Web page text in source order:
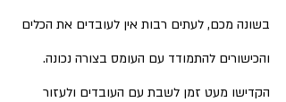
בשונה מכם, לעתים רבות אין לעובדים את הכלים
והכישורים להתמודד עם העומס בצורה נכונה.
הקדישו מעט זמן לשבת עם העובדים ולעזור